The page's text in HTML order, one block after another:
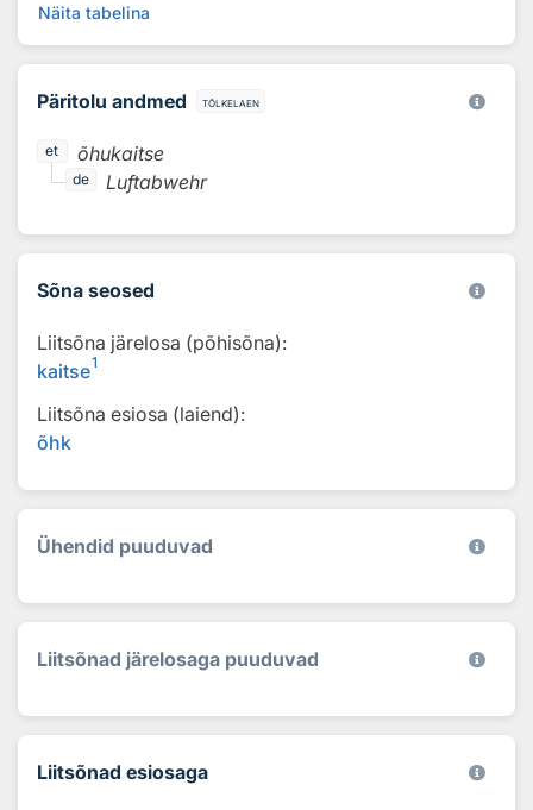
Näita tabelina
Päritolu andmed tõlkelaen
et õhukaitse
de Luftabwehr
Sõna seosed
Liitsõna järelosa (põhisõna):
kaitse1
Liitsõna esiosa (laiend):
õhk
Ühendid puuduvad
Liitsõnad järelosaga puuduvad
Liitsõnad esiosaga